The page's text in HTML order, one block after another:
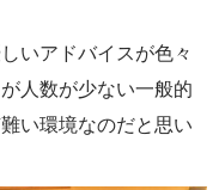
いアドバイスが色々
人数が少ない一般的
い環境なのだと思い